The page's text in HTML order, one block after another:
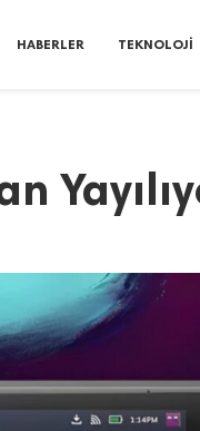
HABERLER TEKNOLOJI